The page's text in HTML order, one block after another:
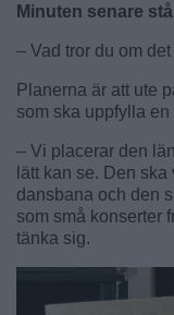
Minuten senare
– Vad tror du om det
Planerna är att ute
som ska uppfylla
– Vi placerar den
lätt kan se. Den
dansbana och den
som små konserter
tänka sig.